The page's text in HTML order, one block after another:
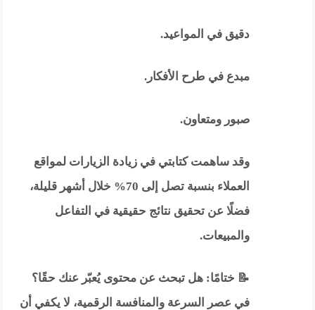
دقيق في المواعيد.
مبدع في طرح الأفكار.
صبور ومتعاون.
وقد ساهمت كتابتي في زيادة الزيارات لمواقع
العملاء بنسبة تصل إلى 70% خلال أشهر قليلة،
فضلًا عن تحقيق نتائج حقيقية في التفاعل
والمبيعات.
📝 ختامًا: هل تبحث عن محتوى يُعبّر عنك حقًا؟
في عصر السرعة والمنافسة الرقمية، لا يكفي أن